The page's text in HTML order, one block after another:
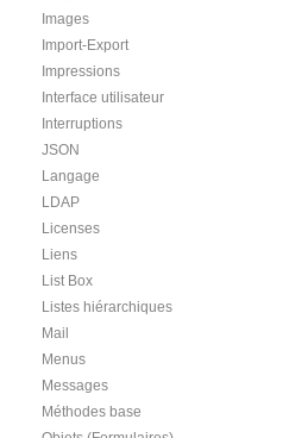
Images
Import-Export
Impressions
Interface utilisateur
Interruptions
JSON
Langage
LDAP
Licenses
Liens
List Box
Listes hiérarchiques
Mail
Menus
Messages
Méthodes base